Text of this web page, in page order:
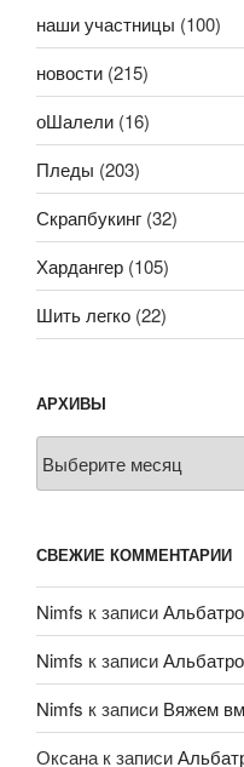
наши участницы (100)
новости (215)
оШалели (16)
Пледы (203)
Скрапбукинг (32)
Хардангер (105)
Шить легко (22)
АРХИВЫ
СВЕЖИЕ КОММЕНТАРИИ
Nimfs к записи
Nimfs к записи
Nimfs к записи Вяжем
Оксана к записи